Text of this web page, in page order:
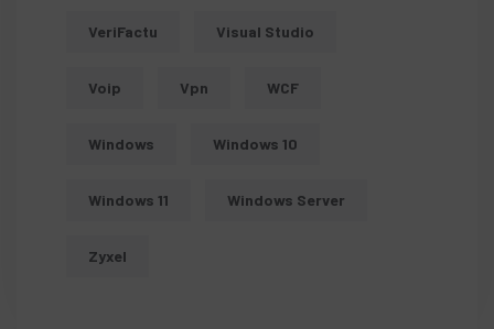
VeriFactu Visual Studio
Voip Vpn WCF
Windows Windows 10
Windows 11 Windows Server
Zyxel